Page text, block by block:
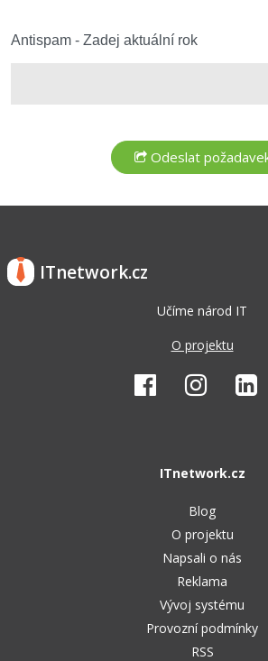
Antispam - Zadej aktuální rok
ITnetwork.cz
Učíme národ IT
O projektu
ITnetwork.cz
Blog
O projektu
Napsali o nás
Reklama
Vývoj systému
Provozní podmínky
RSS